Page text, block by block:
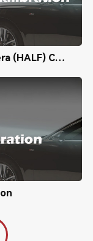
FIAT Renegade 2014 Front Camera (HALF) Calibration